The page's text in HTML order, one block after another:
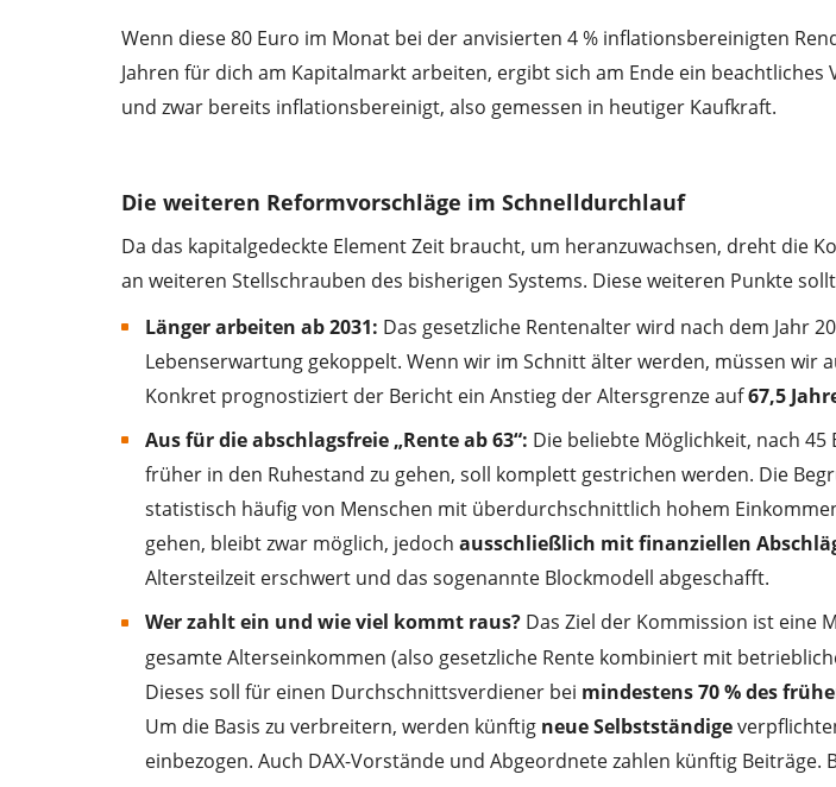
Wenn diese 80 Euro im Monat bei der anvisierten 4 % inflationsbereinigten
Jahren für dich am Kapitalmarkt arbeiten, ergibt sich am Ende ein beachtliches
und zwar bereits inflationsbereinigt, also gemessen in heutiger Kaufkraft.
Die weiteren Reformvorschläge im Schnelldurchlauf
Da das kapitalgedeckte Element Zeit braucht, um heranzuwachsen, dreht die
an weiteren Stellschrauben des bisherigen Systems. Diese weiteren Punkte
Länger arbeiten ab 2031: Das gesetzliche Rentenalter wird nach dem Jahr
Lebenserwartung gekoppelt. Wenn wir im Schnitt älter werden, müssen wir
Konkret prognostiziert der Bericht ein Anstieg der Altersgrenze auf67,5
Aus für die abschlagsfreie „Rente ab 63“: Die beliebte Möglichkeit, nach
früher in den Ruhestand zu gehen, soll komplett gestrichen werden. Die
statistisch häufig von Menschen mit überdurchschnittlich hohem
gehen, bleibt zwar möglich, jedoch ausschließlich mit finanziellen
Altersteilzeit erschwert und das sogenannte Blockmodell abgeschafft.
Wer zahlt ein und wie viel kommt raus? Das Ziel der Kommission ist eine
gesamte Alterseinkommen (also gesetzliche Rente kombiniert mit
Dieses soll für einen Durchschnittsverdiener bei mindestens 70 % des
Um die Basis zu verbreitern, werden künftig neue Selbstständige
einbezogen. Auch DAX-Vorstände und Abgeordnete zahlen künftig Beiträge.